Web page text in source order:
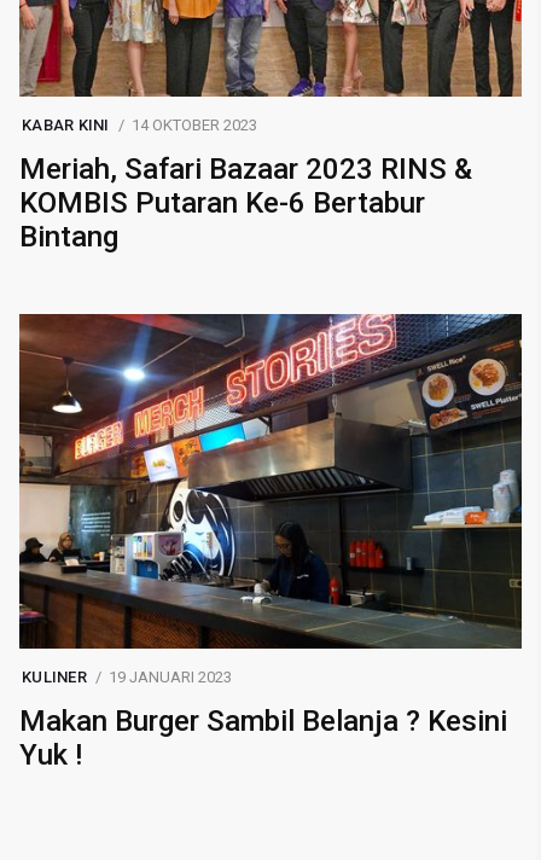
KABAR KINI 14 OKTOBER 2023
Meriah, Safari Bazaar 2023 RINS &
KOMBIS Putaran Ke-6 Bertabur
Bintang
KULINER 19 JANUARI 2023
Makan Burger Sambil Belanja ? Kesini
Yuk !